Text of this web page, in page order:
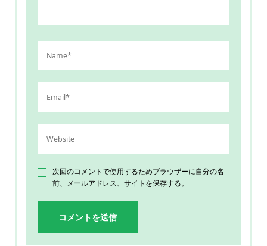
次回のコメントで使用するためブラウザーに自分の名
前、メールアドレス、サイトを保存する。